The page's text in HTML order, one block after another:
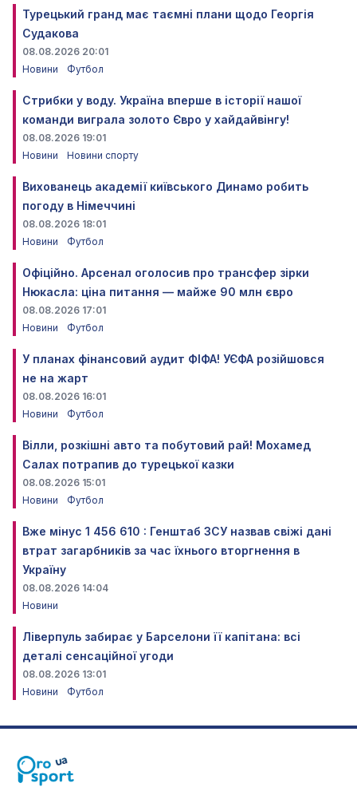
Турецький гранд має таємні плани щодо Георгія
Судакова
08.08.2026 20:01
Новини
Футбол
Стрибки у воду. Україна вперше в історії нашої
команди виграла золото Євро у хайдайвінгу!
08.08.2026 19:01
Новини
Новини спорту
Вихованець академії київського Динамо робить
погоду в Німеччині
08.08.2026 18:01
Новини
Футбол
Офіційно. Арсенал оголосив про трансфер зірки
Нюкасла: ціна питання — майже 90 млн євро
08.08.2026 17:01
Новини
Футбол
У планах фінансовий аудит ФІФА! УЄФА розійшовся
не на жарт
08.08.2026 16:01
Новини
Футбол
Вілли, розкішні авто та побутовий рай! Мохамед
Салах потрапив до турецької казки
08.08.2026 15:01
Новини
Футбол
Вже мінус 1 456 610 : Генштаб ЗСУ назвав свіжі дані
втрат загарбників за час їхнього вторгнення в
Україну
08.08.2026 14:04
Новини
Ліверпуль забирає у Барселони її капітана: всі
деталі сенсаційної угоди
08.08.2026 13:01
Новини
Футбол